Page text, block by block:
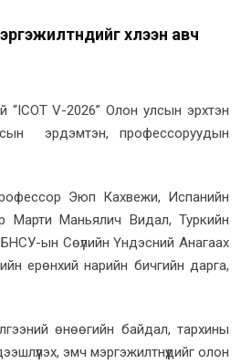
хүлээн авч
“ICOT V-2026” Олон улсын эрхтэн
эрдэмтэн, профессоруудын
Эюп Кахвежи, Испанийн
Марти Маньялич Видал, Туркийн
БНСУ-ын Сөүлийн Үндэсний Анагаах
ерөнхий нарийн бичгийн дарга,
өнөөгийн байдал, тархины
эмч мэргэжилтнүүдийг олон